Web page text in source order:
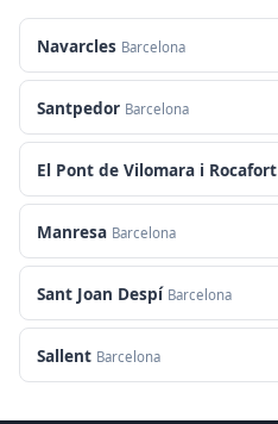
Navarcles Barcelona
Santpedor Barcelona
El Pont de Vilomara i Rocafort
Manresa Barcelona
Sant Joan Despí Barcelona
Sallent Barcelona